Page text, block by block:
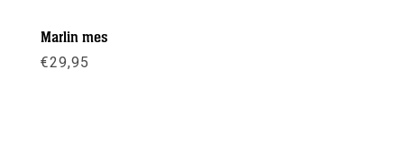
Marlin mes
€29,95